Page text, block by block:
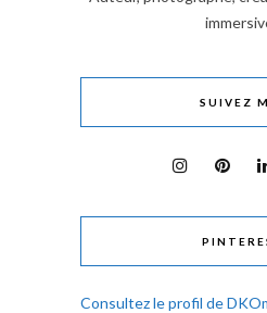
SUIVEZ
Consultez le profil de